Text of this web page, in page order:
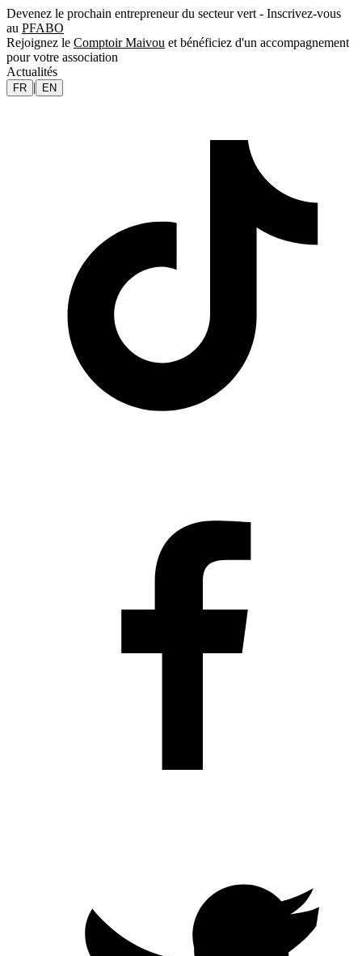
Devenez le prochain entrepreneur du secteur vert - Inscrivez-vous
au PFABO
Rejoignez le Comptoir Maivou et bénéficiez d'un accompagnement
pour votre association
Actualités
FR | EN